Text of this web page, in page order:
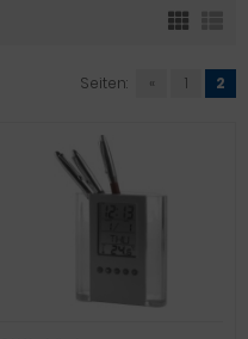
Seiten: « 1 2